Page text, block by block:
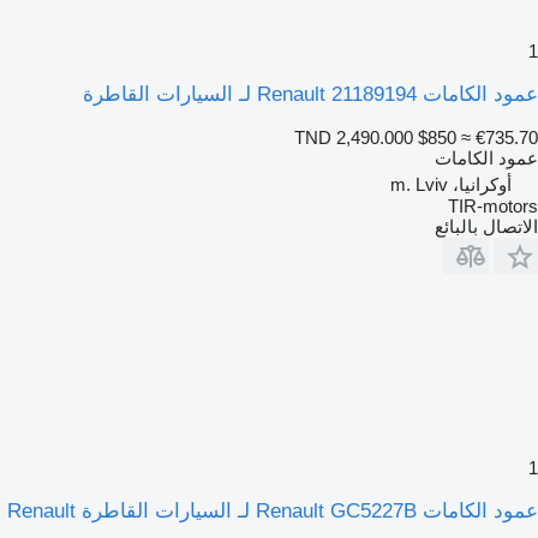
1
عمود الكامات Renault 21189194 لـ السيارات القاطرة
TND 2,490.000 $850 ≈ €735.70
عمود الكامات
أوكرانيا، m. Lviv
TIR-motors
الاتصال بالبائع
1
عمود الكامات Renault GC5227B لـ السيارات القاطرة Renault